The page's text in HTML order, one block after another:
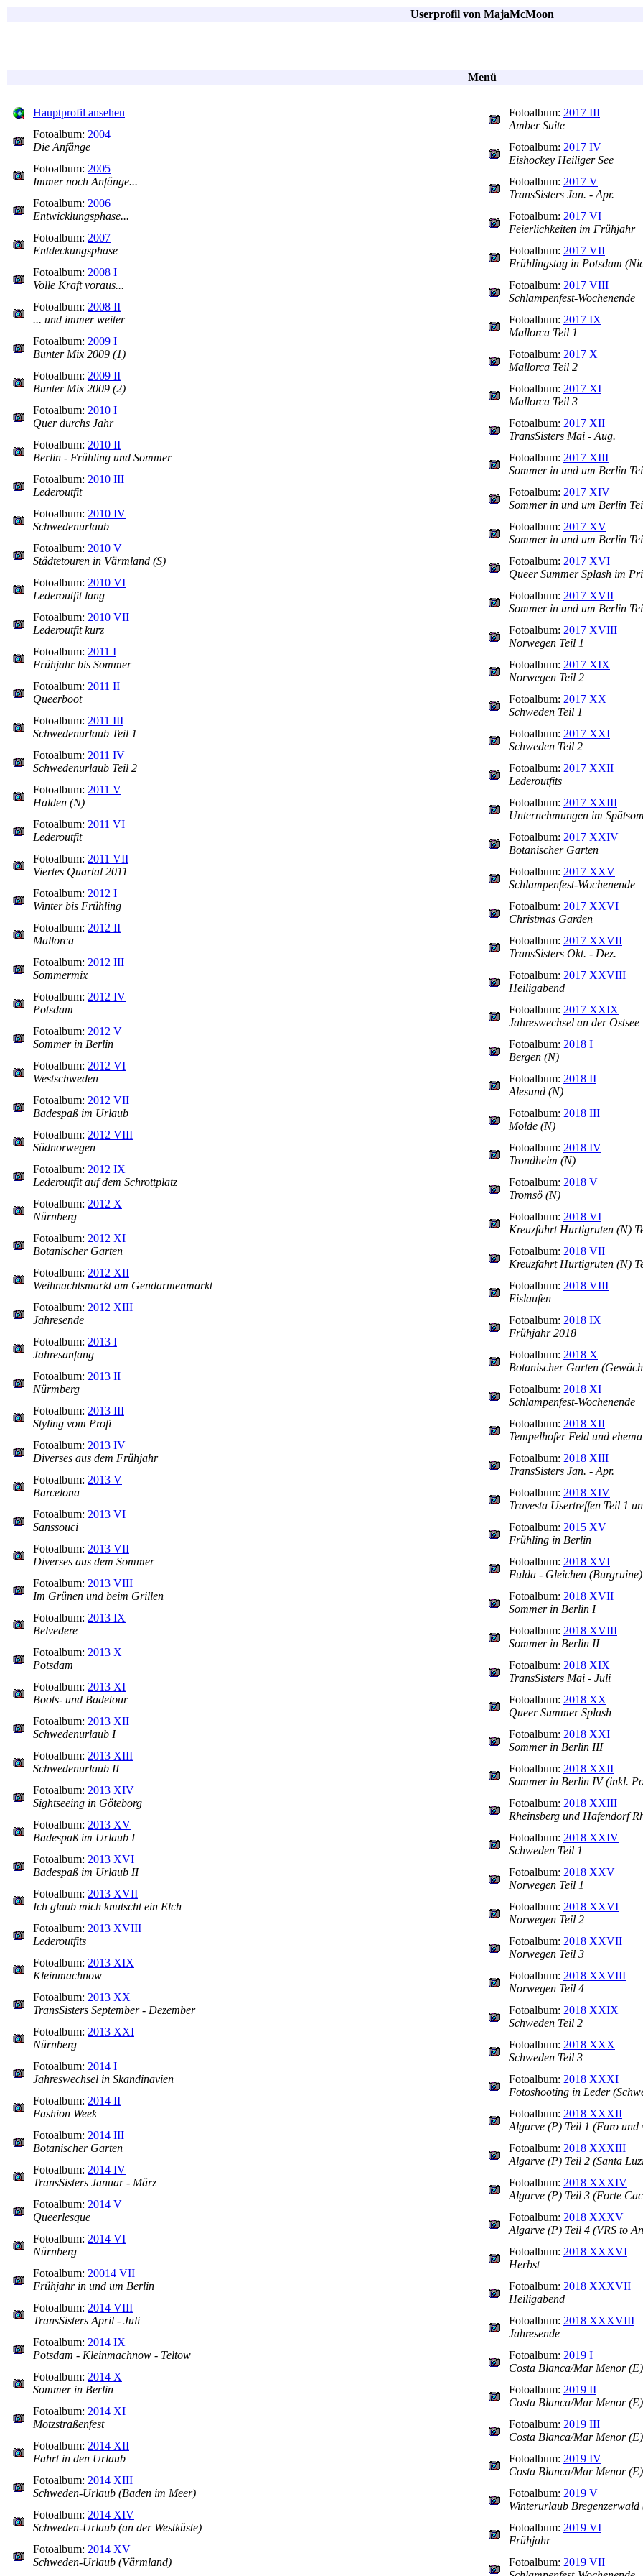
Userprofil von MajaMcMoon
Menü
Hauptprofil ansehen
Fotoalbum: 2004
Die Anfänge
Fotoalbum: 2005
Immer noch Anfänge...
Fotoalbum: 2006
Entwicklungsphase...
Fotoalbum: 2007
Entdeckungsphase
Fotoalbum: 2008 I
Volle Kraft voraus...
Fotoalbum: 2008 II
... und immer weiter
Fotoalbum: 2009 I
Bunter Mix 2009 (1)
Fotoalbum: 2009 II
Bunter Mix 2009 (2)
Fotoalbum: 2010 I
Quer durchs Jahr
Fotoalbum: 2010 II
Berlin - Frühling und Sommer
Fotoalbum: 2010 III
Lederoutfit
Fotoalbum: 2010 IV
Schwedenurlaub
Fotoalbum: 2010 V
Städtetouren in Värmland (S)
Fotoalbum: 2010 VI
Lederoutfit lang
Fotoalbum: 2010 VII
Lederoutfit kurz
Fotoalbum: 2011 I
Frühjahr bis Sommer
Fotoalbum: 2011 II
Queerboot
Fotoalbum: 2011 III
Schwedenurlaub Teil 1
Fotoalbum: 2011 IV
Schwedenurlaub Teil 2
Fotoalbum: 2011 V
Halden (N)
Fotoalbum: 2011 VI
Lederoutfit
Fotoalbum: 2011 VII
Viertes Quartal 2011
Fotoalbum: 2012 I
Winter bis Frühling
Fotoalbum: 2012 II
Mallorca
Fotoalbum: 2012 III
Sommermix
Fotoalbum: 2012 IV
Potsdam
Fotoalbum: 2012 V
Sommer in Berlin
Fotoalbum: 2012 VI
Westschweden
Fotoalbum: 2012 VII
Badespaß im Urlaub
Fotoalbum: 2012 VIII
Südnorwegen
Fotoalbum: 2012 IX
Lederoutfit auf dem Schrottplatz
Fotoalbum: 2012 X
Nürnberg
Fotoalbum: 2012 XI
Botanischer Garten
Fotoalbum: 2012 XII
Weihnachtsmarkt am Gendarmenmarkt
Fotoalbum: 2012 XIII
Jahresende
Fotoalbum: 2013 I
Jahresanfang
Fotoalbum: 2013 II
Nürmberg
Fotoalbum: 2013 III
Styling vom Profi
Fotoalbum: 2013 IV
Diverses aus dem Frühjahr
Fotoalbum: 2013 V
Barcelona
Fotoalbum: 2013 VI
Sanssouci
Fotoalbum: 2013 VII
Diverses aus dem Sommer
Fotoalbum: 2013 VIII
Im Grünen und beim Grillen
Fotoalbum: 2013 IX
Belvedere
Fotoalbum: 2013 X
Potsdam
Fotoalbum: 2013 XI
Boots- und Badetour
Fotoalbum: 2013 XII
Schwedenurlaub I
Fotoalbum: 2013 XIII
Schwedenurlaub II
Fotoalbum: 2013 XIV
Sightseeing in Göteborg
Fotoalbum: 2013 XV
Badespaß im Urlaub I
Fotoalbum: 2013 XVI
Badespaß im Urlaub II
Fotoalbum: 2013 XVII
Ich glaub mich knutscht ein Elch
Fotoalbum: 2013 XVIII
Lederoutfits
Fotoalbum: 2013 XIX
Kleinmachnow
Fotoalbum: 2013 XX
TransSisters September - Dezember
Fotoalbum: 2013 XXI
Nürnberg
Fotoalbum: 2014 I
Jahreswechsel in Skandinavien
Fotoalbum: 2014 II
Fashion Week
Fotoalbum: 2014 III
Botanischer Garten
Fotoalbum: 2014 IV
TransSisters Januar - März
Fotoalbum: 2014 V
Queerlesque
Fotoalbum: 2014 VI
Nürnberg
Fotoalbum: 20014 VII
Frühjahr in und um Berlin
Fotoalbum: 2014 VIII
TransSisters April - Juli
Fotoalbum: 2014 IX
Potsdam - Kleinmachnow - Teltow
Fotoalbum: 2014 X
Sommer in Berlin
Fotoalbum: 2014 XI
Motzstraßenfest
Fotoalbum: 2014 XII
Fahrt in den Urlaub
Fotoalbum: 2014 XIII
Schweden-Urlaub (Baden im Meer)
Fotoalbum: 2014 XIV
Schweden-Urlaub (an der Westküste)
Fotoalbum: 2014 XV
Schweden-Urlaub (Värmland)
Fotoalbum: 2017 III
Amber Suite
Fotoalbum: 2017 IV
Eishockey Heiliger See
Fotoalbum: 2017 V
TransSisters Jan. - Apr.
Fotoalbum: 2017 VI
Feierlichkeiten im Frühjahr
Fotoalbum: 2017 VII
Frühlingstag in Potsdam
Fotoalbum: 2017 VIII
Schlampenfest-Wochenende
Fotoalbum: 2017 IX
Mallorca Teil 1
Fotoalbum: 2017 X
Mallorca Teil 2
Fotoalbum: 2017 XI
Mallorca Teil 3
Fotoalbum: 2017 XII
TransSisters Mai - Aug.
Fotoalbum: 2017 XIII
Sommer in und um Berlin
Fotoalbum: 2017 XIV
Sommer in und um Berlin
Fotoalbum: 2017 XV
Sommer in und um Berlin
Fotoalbum: 2017 XVI
Queer Summer Splash im
Fotoalbum: 2017 XVII
Sommer in und um Berlin
Fotoalbum: 2017 XVIII
Norwegen Teil 1
Fotoalbum: 2017 XIX
Norwegen Teil 2
Fotoalbum: 2017 XX
Schweden Teil 1
Fotoalbum: 2017 XXI
Schweden Teil 2
Fotoalbum: 2017 XXII
Lederoutfits
Fotoalbum: 2017 XXIII
Unternehmungen im
Fotoalbum: 2017 XXIV
Botanischer Garten
Fotoalbum: 2017 XXV
Schlampenfest-Wochenende
Fotoalbum: 2017 XXVI
Christmas Garden
Fotoalbum: 2017 XXVII
TransSisters Okt. - Dez.
Fotoalbum: 2017 XXVIII
Heiligabend
Fotoalbum: 2017 XXIX
Jahreswechsel an der Ostsee
Fotoalbum: 2018 I
Bergen (N)
Fotoalbum: 2018 II
Alesund (N)
Fotoalbum: 2018 III
Molde (N)
Fotoalbum: 2018 IV
Trondheim (N)
Fotoalbum: 2018 V
Tromsö (N)
Fotoalbum: 2018 VI
Kreuzfahrt Hurtigruten (N)
Fotoalbum: 2018 VII
Kreuzfahrt Hurtigruten (N)
Fotoalbum: 2018 VIII
Eislaufen
Fotoalbum: 2018 IX
Frühjahr 2018
Fotoalbum: 2018 X
Botanischer Garten
Fotoalbum: 2018 XI
Schlampenfest-Wochenende
Fotoalbum: 2018 XII
Tempelhofer Feld und
Fotoalbum: 2018 XIII
TransSisters Jan. - Apr.
Fotoalbum: 2018 XIV
Travesta Usertreffen Teil 1
Fotoalbum: 2015 XV
Frühling in Berlin
Fotoalbum: 2018 XVI
Fulda - Gleichen
Fotoalbum: 2018 XVII
Sommer in Berlin I
Fotoalbum: 2018 XVIII
Sommer in Berlin II
Fotoalbum: 2018 XIX
TransSisters Mai - Juli
Fotoalbum: 2018 XX
Queer Summer Splash
Fotoalbum: 2018 XXI
Sommer in Berlin III
Fotoalbum: 2018 XXII
Sommer in Berlin IV (inkl.
Fotoalbum: 2018 XXIII
Rheinsberg und Hafendorf
Fotoalbum: 2018 XXIV
Schweden Teil 1
Fotoalbum: 2018 XXV
Norwegen Teil 1
Fotoalbum: 2018 XXVI
Norwegen Teil 2
Fotoalbum: 2018 XXVII
Norwegen Teil 3
Fotoalbum: 2018 XXVIII
Norwegen Teil 4
Fotoalbum: 2018 XXIX
Schweden Teil 2
Fotoalbum: 2018 XXX
Schweden Teil 3
Fotoalbum: 2018 XXXI
Fotoshooting in Leder
Fotoalbum: 2018 XXXII
Algarve (P) Teil 1 (Faro und
Fotoalbum: 2018 XXXIII
Algarve (P) Teil 2 (Santa
Fotoalbum: 2018 XXXIV
Algarve (P) Teil 3 (Forte
Fotoalbum: 2018 XXXV
Algarve (P) Teil 4 (VRS to
Fotoalbum: 2018 XXXVI
Herbst
Fotoalbum: 2018 XXXVII
Heiligabend
Fotoalbum: 2018 XXXVIII
Jahresende
Fotoalbum: 2019 I
Costa Blanca/Mar Menor
Fotoalbum: 2019 II
Costa Blanca/Mar Menor
Fotoalbum: 2019 III
Costa Blanca/Mar Menor
Fotoalbum: 2019 IV
Costa Blanca/Mar Menor
Fotoalbum: 2019 V
Winterurlaub Bregenzerwald
Fotoalbum: 2019 VI
Frühjahr
Fotoalbum: 2019 VII